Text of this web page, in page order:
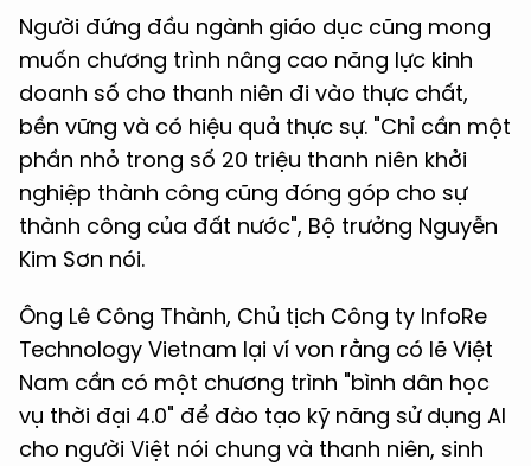
Người đứng đầu ngành giáo dục cũng mong
muốn chương trình nâng cao năng lực kinh
doanh số cho thanh niên đi vào thực chất,
bền vững và có hiệu quả thực sự. "Chỉ cần một
phần nhỏ trong số 20 triệu thanh niên khởi
nghiệp thành công cũng đóng góp cho sự
thành công của đất nước", Bộ trưởng Nguyễn
Kim Sơn nói.
Ông Lê Công Thành, Chủ tịch Công ty InfoRe
Technology Vietnam lại ví von rằng có lẽ Việt
Nam cần có một chương trình "bình dân học
vụ thời đại 4.0" để đào tạo kỹ năng sử dụng AI
cho người Việt nói chung và thanh niên, sinh